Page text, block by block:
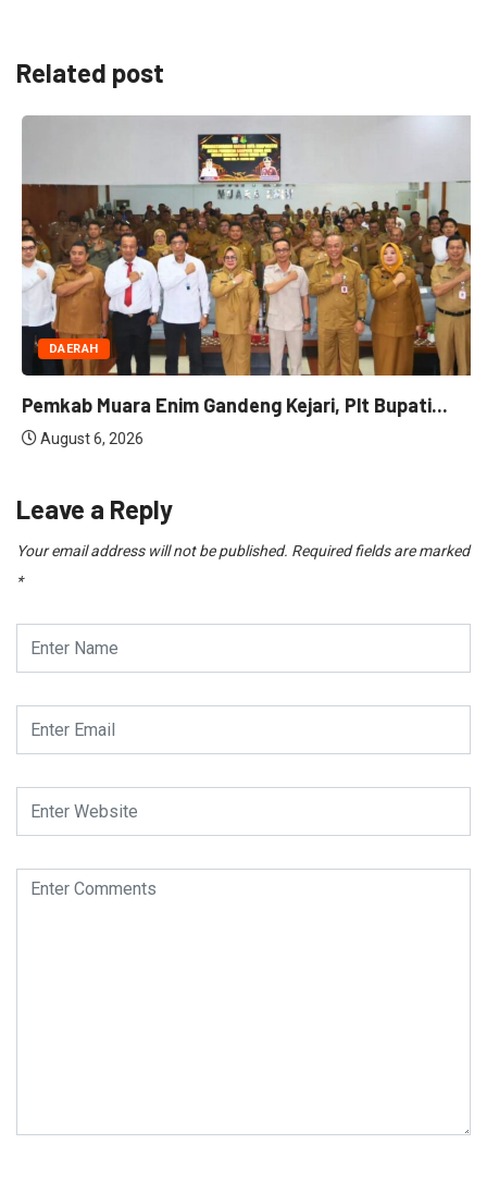
Related post
DAERAH
Pemkab Muara Enim Gandeng Kejari, Plt Bupati...
August 6, 2026
Leave a Reply
Your email address will not be published. Required fields are marked
*